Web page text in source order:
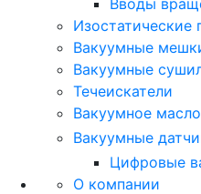
Изостатические
Вакуумные
Вакуумные
Течеискатели
Вакуумное масло
Вакуумные
Цифровые
О компании